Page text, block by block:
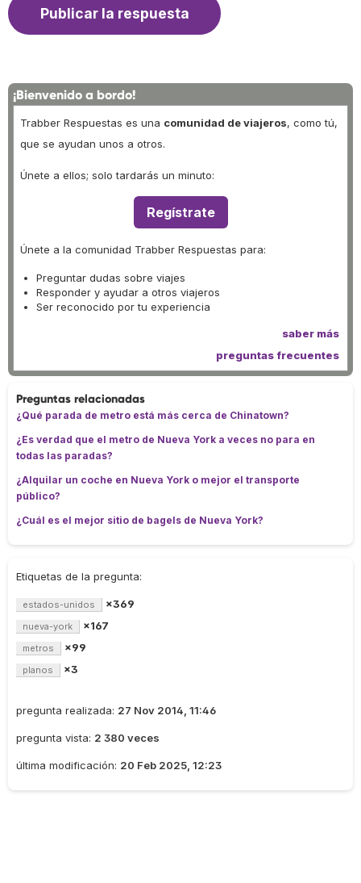
¡Bienvenido a bordo!
Trabber Respuestas es una comunidad de viajeros, como tú,
que se ayudan unos a otros.
Únete a ellos; solo tardarás un minuto:
Regístrate
Únete a la comunidad Trabber Respuestas para:
Preguntar dudas sobre viajes
Responder y ayudar a otros viajeros
Ser reconocido por tu experiencia
saber más
preguntas frecuentes
Preguntas relacionadas
¿Qué parada de metro está más cerca de Chinatown?
¿Es verdad que el metro de Nueva York a veces no para en
todas las paradas?
¿Alquilar un coche en Nueva York o mejor el transporte
público?
¿Cuál es el mejor sitio de bagels de Nueva York?
Etiquetas de la pregunta:
estados-unidos ×369
nueva-york ×167
metros ×99
planos ×3
pregunta realizada: 27 Nov 2014, 11:46
pregunta vista: 2 380 veces
última modificación: 20 Feb 2025, 12:23